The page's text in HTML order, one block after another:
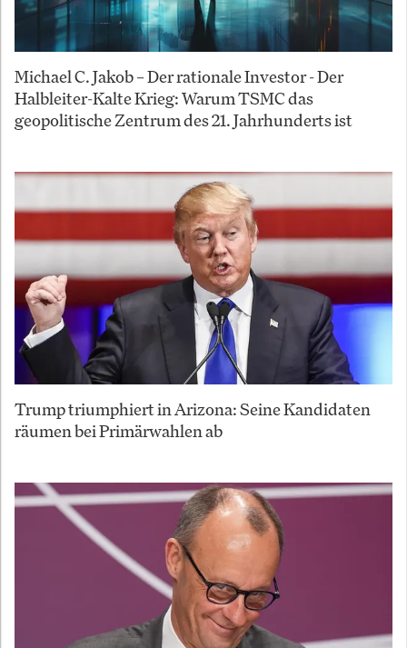
Michael C. Jakob – Der rationale Investor - Der
Halbleiter-Kalte Krieg: Warum TSMC das
geopolitische Zentrum des 21. Jahrhunderts ist
Trump triumphiert in Arizona: Seine Kandidaten
räumen bei Primärwahlen ab